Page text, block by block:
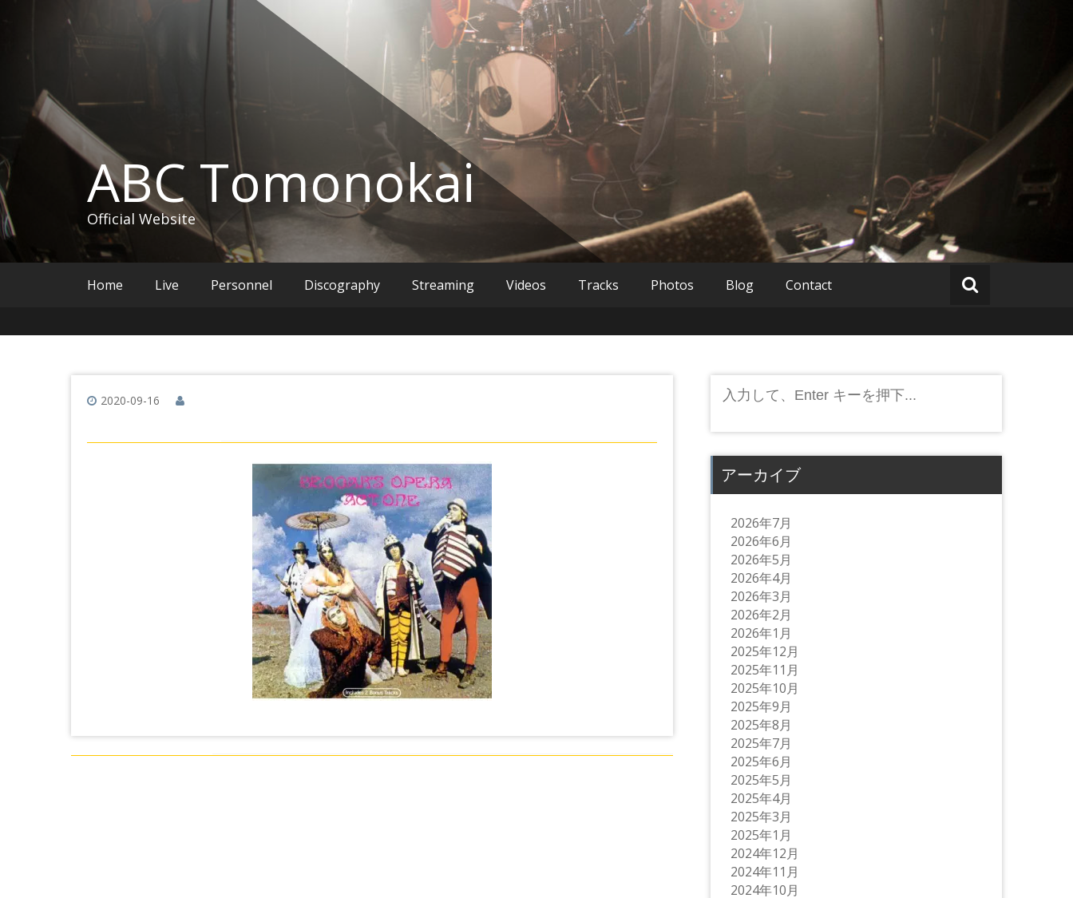
ッ
プ
ABC Tomonokai
Official Website
Home Live Personnel Discography Streaming Videos Tracks Photos Blog Contact
2020-09-16
索:
アーカイブ
2026年7月
2026年6月
2026年5月
2026年4月
2026年3月
2026年2月
2026年1月
2025年12月
2025年11月
2025年10月
2025年9月
2025年8月
2025年7月
2025年6月
2025年5月
2025年4月
2025年3月
2025年1月
2024年12月
2024年11月
2024年10月